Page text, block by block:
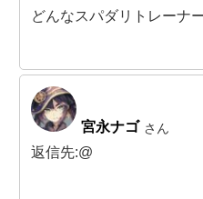
どんなスパダリトレーナ
宮永ナゴ さん
返信先:@